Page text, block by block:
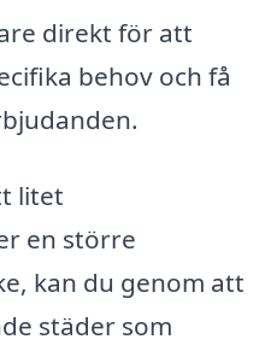
direkt för att
behov och få
litet
en större
kan du genom att
städer som